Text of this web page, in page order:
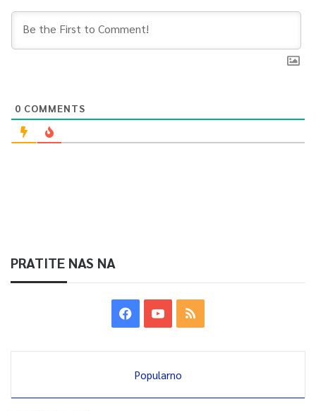
0 COMMENTS
PRATITE NAS NA
Popularno